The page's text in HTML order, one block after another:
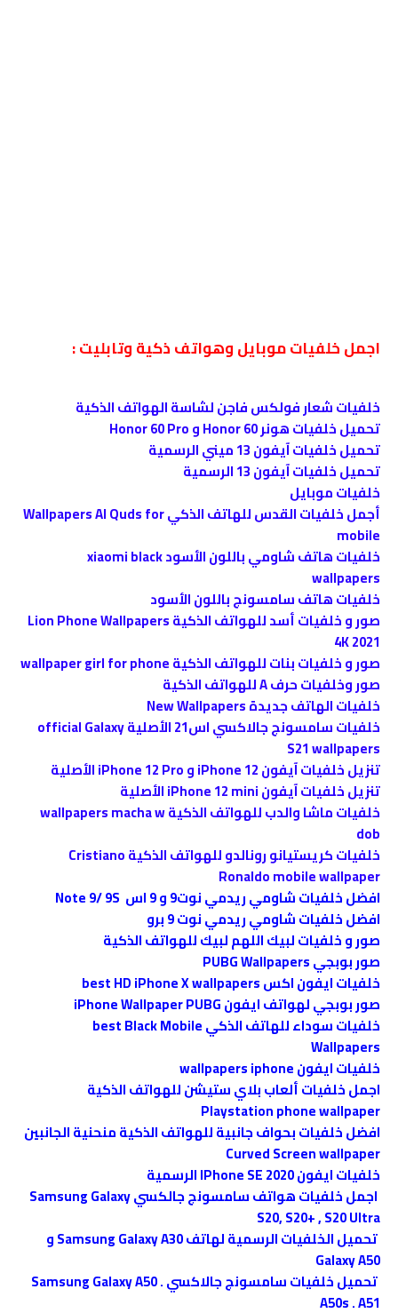
اجمل خلفيات موبايل وهواتف ذكية وتابليت :
خلفيات شعار فولكس فاجن لشاسة الهواتف الذكية
تحميل خلفيات هونر Honor 60 و Honor 60 Pro
تحميل خلفيات آيفون 13 ميني الرسمية
تحميل خلفيات آيفون 13 الرسمية
خلفيات موبايل
أجمل خلفيات القدس للهاتف الذكي Wallpapers Al Quds for
mobile
خلفيات هاتف شاومي باللون الأسود xiaomi black
wallpapers
خلفيات هاتف سامسونج باللون الأسود
صور و خلفيات أسد للهواتف الذكية Lion Phone Wallpapers
4K 2021
صور و خلفيات بنات للهواتف الذكية wallpaper girl for phone
صور وخلفيات حرف A للهواتف الذكية
خلفيات الهاتف جديدة New Wallpapers
خلفيات سامسونج جالاكسي اس21 الأصلية official Galaxy
S21 wallpapers
تنزيل خلفيات آيفون iPhone 12 و iPhone 12 Pro الأصلية
تنزيل خلفيات آيفون iPhone 12 mini الأصلية
خلفيات ماشا والدب للهواتف الذكية wallpapers macha w
dob
خلفيات كريستيانو رونالدو للهواتف الذكية Cristiano
Ronaldo mobile wallpaper
افضل خلفيات شاومي ريدمي نوت9 و 9 اس Note 9/ 9S
افضل خلفيات شاومي ريدمي نوت 9 برو
صور و خلفيات لبيك اللهم لبيك للهواتف الذكية
صور بوبجي PUBG Wallpapers
خلفيات ايفون اكس best HD iPhone X wallpapers
صور بوبجي لهواتف ايفون iPhone Wallpaper PUBG
خلفيات سوداء للهاتف الذكي best Black Mobile
Wallpapers
خلفيات ايفون wallpapers iphone
اجمل خلفيات ألعاب بلاي ستيشن للهواتف الذكية
Playstation phone wallpaper
افضل خلفيات بحواف جانبية للهواتف الذكية منحنية الجانبين
Curved Screen wallpaper
خلفيات ايفون IPhone SE 2020 الرسمية
اجمل خلفيات هواتف سامسونج جالكسي Samsung Galaxy
S20, S20+ , S20 Ultra
تحميل الخلفيات الرسمية لهاتف Samsung Galaxy A30 و
Galaxy A50
تحميل خلفيات سامسونج جالاكسي Samsung Galaxy A50 .
A50s . A51